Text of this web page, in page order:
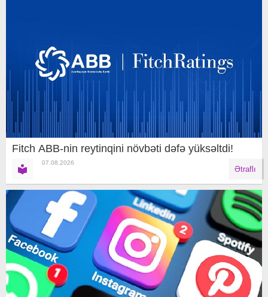
Fitch ABB-nin reytinqini növbəti dəfə yüksəltdi!
07.08.2026
Ətraflı